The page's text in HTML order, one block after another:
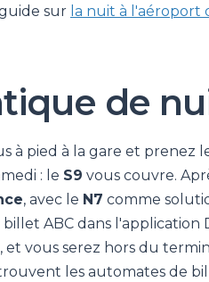
sur la nuit à l'aéroport
de
à pied à la gare et prenez
: le S9 vous couvre.
, avec le N7 comme
ABC dans
vous serez hors du
les automates de